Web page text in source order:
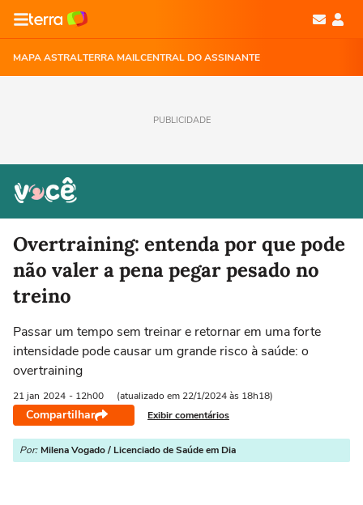
MAPA ASTRALTERRA MAILCENTRAL DO ASSINANTE
PUBLICIDADE
Overtraining: entenda por que pode
não valer a pena pegar pesado no
treino
Passar um tempo sem treinar e retornar em uma forte
intensidade pode causar um grande risco à saúde: o
overtraining
21 jan 2024 - 12h00 (atualizado em 22/1/2024 às 18h18)
Compartilhar Exibir comentários
Por: Milena Vogado / Licenciado de Saúde em Dia